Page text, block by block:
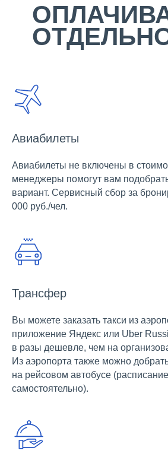
Авиабилеты
Авиабилеты не включены в
менеджеры помогут вам
вариант. Сервисный сбор за
000 руб./чел.
Трансфер
Вы можете заказать такси из
приложение Яндекс или Uber
в разы дешевле, чем на
Из аэропорта также можно
на рейсовом автобусе
самостоятельно).